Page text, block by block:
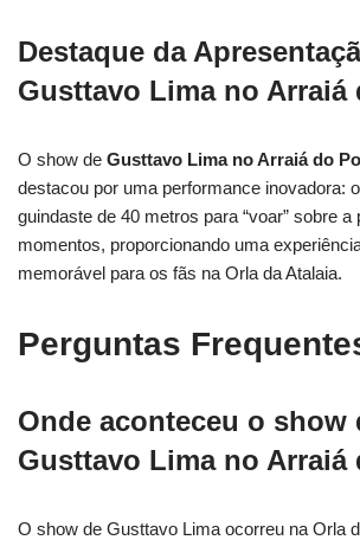
Destaque da
Gusttavo Lima no Arraiá
O show de Gusttavo Lima no Arraiá do
destacou por uma performance inovadora:
guindaste de 40 metros para “voar” sobre a
momentos, proporcionando uma
memorável para os fãs na Orla da Atalaia.
Perguntas
Onde aconteceu o show
Gusttavo Lima no Arraiá
O show de Gusttavo Lima ocorreu na Orla